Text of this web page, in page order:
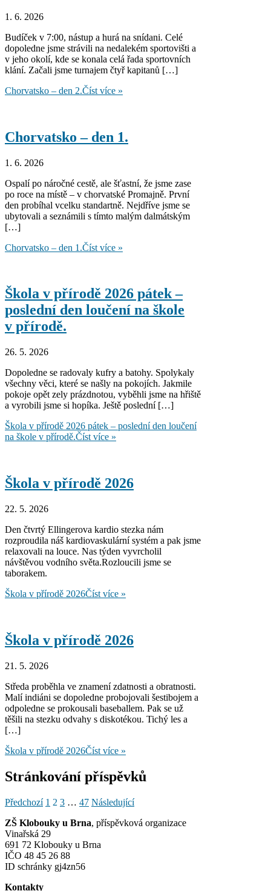
1. 6. 2026
Budíček v 7:00, nástup a hurá na snídani. Celé
dopoledne jsme strávili na nedalekém sportovišti a
v jeho okolí, kde se konala celá řada sportovních
klání. Začali jsme turnajem čtyř kapitanů […]
Chorvatsko – den 2.Číst více »
Chorvatsko – den 1.
1. 6. 2026
Ospalí po náročné cestě, ale šťastní, že jsme zase
po roce na místě – v chorvatské Promajně. První
den probíhal vcelku standartně. Nejdříve jsme se
ubytovali a seznámili s tímto malým dalmátským
[…]
Chorvatsko – den 1.Číst více »
Škola v přírodě 2026 pátek –
poslední den loučení na škole
v přírodě.
26. 5. 2026
Dopoledne se radovaly kufry a batohy. Spolykaly
všechny věci, které se našly na pokojích. Jakmile
pokoje opět zely prázdnotou, vyběhli jsme na hřiště
a vyrobili jsme si hopíka. Ještě poslední […]
Škola v přírodě 2026 pátek – poslední den loučení
na škole v přírodě.Číst více »
Škola v přírodě 2026
22. 5. 2026
Den čtvrtý Ellingerova kardio stezka nám
rozproudila náš kardiovaskulární systém a pak jsme
relaxovali na louce. Nas týden vyvrcholil
návštěvou vodního světa.Rozloucili jsme se
taborakem.
Škola v přírodě 2026Číst více »
Škola v přírodě 2026
21. 5. 2026
Středa proběhla ve znamení zdatnosti a obratnosti.
Malí indiáni se dopoledne probojovali šestibojem a
odpoledne se prokousali baseballem. Pak se už
těšili na stezku odvahy s diskotékou. Tichý les a
[…]
Škola v přírodě 2026Číst více »
Stránkování příspěvků
Předchozí 1 2 3 … 47 Následující
ZŠ Klobouky u Brna, příspěvková organizace
Vinařská 29
691 72 Klobouky u Brna
IČO 48 45 26 88
ID schránky gj4zn56
Kontakty